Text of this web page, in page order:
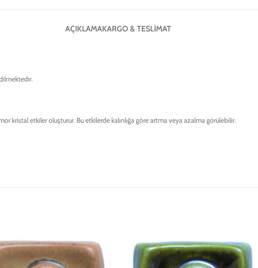
AÇIKLAMAKARGO & TESLIMAT
kristal etkiler oluşturur. Bu etkilerde kalınlığa göre artma veya azalma görülebilir.